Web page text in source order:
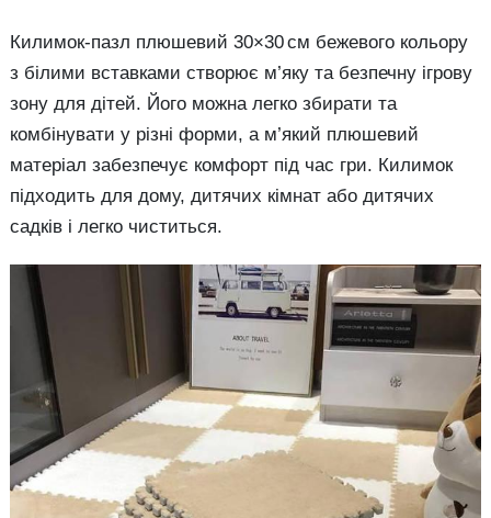
Килимок-пазл плюшевий 30×30 см бежевого кольору
з білими вставками створює м’яку та безпечну ігрову
зону для дітей. Його можна легко збирати та
комбінувати у різні форми, а м’який плюшевий
матеріал забезпечує комфорт під час гри. Килимок
підходить для дому, дитячих кімнат або дитячих
садків і легко чиститься.